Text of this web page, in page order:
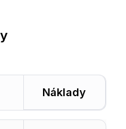
Náklady